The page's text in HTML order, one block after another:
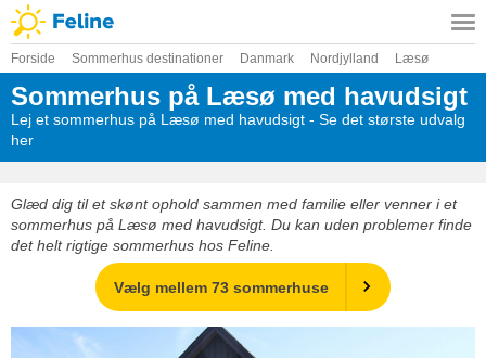
Forside Sommerhus destinationer Danmark Nordjylland Læsø
Sommerhus på Læsø med havudsigt
Lej et sommerhus på Læsø med havudsigt - Se det største udvalg
her
Glæd dig til et skønt ophold sammen med familie eller venner i et
sommerhus på Læsø med havudsigt. Du kan uden problemer finde
det helt rigtige sommerhus hos Feline.
Vælg mellem 73 sommerhuse